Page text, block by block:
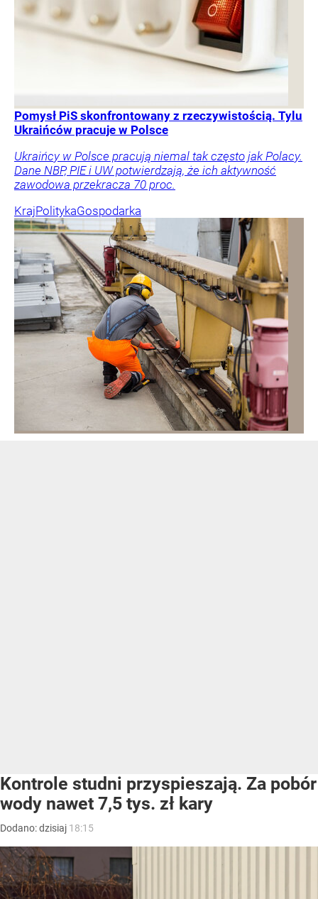
Pomysł PiS skonfrontowany z rzeczywistością. Tylu
Ukraińców pracuje w Polsce
Ukraińcy w Polsce pracują niemal tak często jak Polacy.
Dane NBP, PIE i UW potwierdzają, że ich aktywność
zawodowa przekracza 70 proc.
KrajPolitykaGospodarka
Kontrole studni przyspieszają. Za pobór
wody nawet 7,5 tys. zł kary
Dodano:dzisiaj 18:15